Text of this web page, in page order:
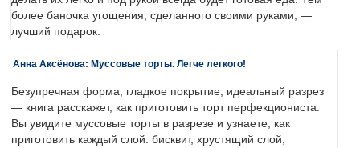
более баночка угощения, сделанного своими руками, —
лучший подарок.
Анна Аксёнова: Муссовые торты. Легче легкого!
Безупречная форма, гладкое покрытие, идеальный разрез
— книга расскажет, как приготовить торт перфекциониста.
Вы увидите муссовые торты в разрезе и узнаете, как
приготовить каждый слой: бисквит, хрустящий слой,